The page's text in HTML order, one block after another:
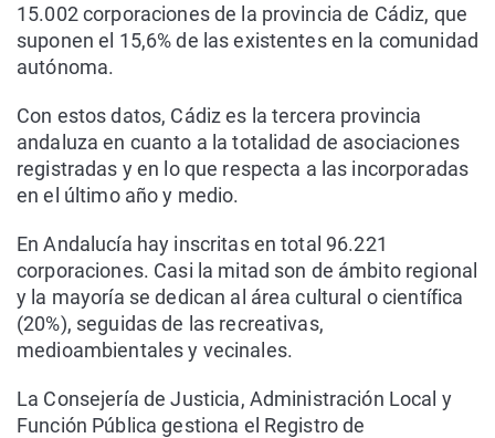
15.002 corporaciones de la provincia de Cádiz, que
suponen el 15,6% de las existentes en la comunidad
autónoma.
Con estos datos, Cádiz es la tercera provincia
andaluza en cuanto a la totalidad de asociaciones
registradas y en lo que respecta a las incorporadas
en el último año y medio.
En Andalucía hay inscritas en total 96.221
corporaciones. Casi la mitad son de ámbito regional
y la mayoría se dedican al área cultural o científica
(20%), seguidas de las recreativas,
medioambientales y vecinales.
La Consejería de Justicia, Administración Local y
Función Pública gestiona el Registro de